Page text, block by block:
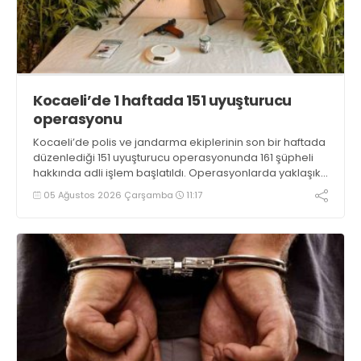
Kocaeli’de 1 haftada 151 uyuşturucu
operasyonu
Kocaeli’de polis ve jandarma ekiplerinin son bir haftada
düzenlediği 151 uyuşturucu operasyonunda 161 şüpheli
hakkında adli işlem başlatıldı. Operasyonlarda yaklaşık
2 kilogram uyuşturucu madde ile 121 kök kenevir bitkisi
ele geçirilirken, 9 şüpheli tutuklandı
05 Ağustos 2026 Çarşamba 11:17